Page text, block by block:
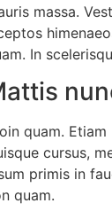
massa.
In
quam.
cursus,
primis in
quam.